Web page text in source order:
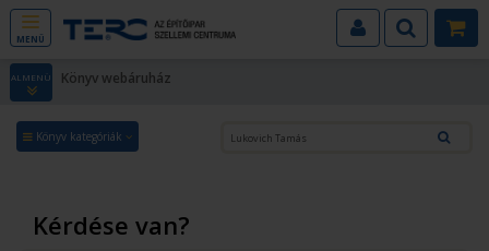
MENÜ
ALMENÜ Könyv webáruház
Könyv kategóriák
Kérdése van?